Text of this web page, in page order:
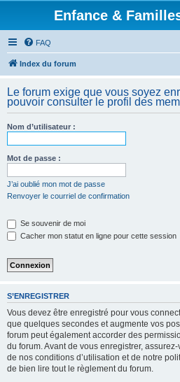
Enfance &
FAQ
Index du forum
Le forum exige que vous soyez
pouvoir consulter le profil des
Nom d’utilisateur :
Mot de passe :
J’ai oublié mon mot de passe
Renvoyer le courriel de confirmation
Se souvenir de moi
Cacher mon statut en ligne pour cette session
S’ENREGISTRER
Vous devez être enregistré pour vous
que quelques secondes et augmente vos
forum peut également accorder des
du forum. Avant de vous enregistrer,
de nos conditions d’utilisation et de notre
de bien lire tout le règlement du forum.